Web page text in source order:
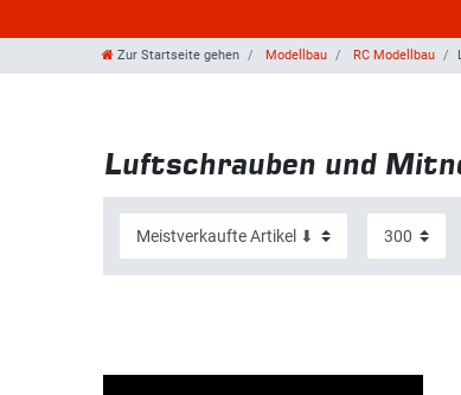
Zur Startseite gehen Modellbau RC Modellbau
Luftschrauben und